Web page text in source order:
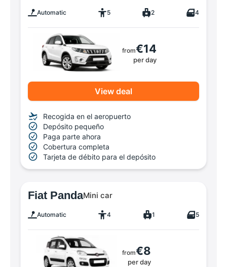
Automatic 5 2 4
from€14
per day
View deal
Recogida en el aeropuerto
Depósito pequeño
Paga parte ahora
Cobertura completa
Tarjeta de débito para el depósito
Fiat PandaMini car
Automatic 4 1 5
from€8
per day